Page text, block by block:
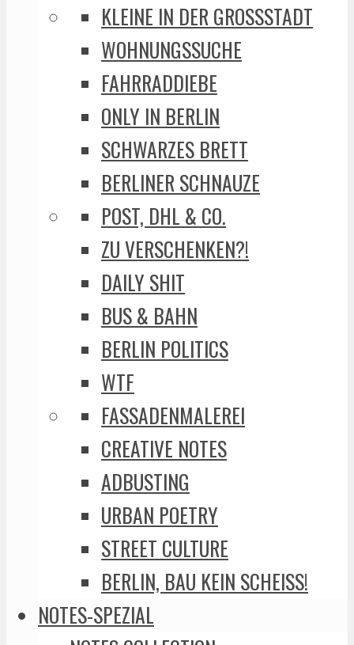
KLEINE IN DER GROSSSTADT
WOHNUNGSSUCHE
FAHRRADDIEBE
ONLY IN BERLIN
SCHWARZES BRETT
BERLINER SCHNAUZE
POST, DHL & CO.
ZU VERSCHENKEN?!
DAILY SHIT
BUS & BAHN
BERLIN POLITICS
WTF
FASSADENMALEREI
CREATIVE NOTES
ADBUSTING
URBAN POETRY
STREET CULTURE
BERLIN, BAU KEIN SCHEISS!
NOTES-SPEZIAL